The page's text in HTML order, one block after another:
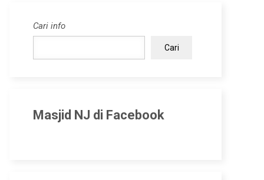
Cari info
Cari
Masjid NJ di Facebook